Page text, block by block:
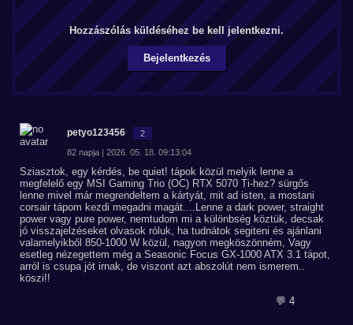
Hozzászólás küldéséhez be kell jelentkezni.
Bejelentkezés
petyo123456 2
82 napja | 2026. 05. 18. 09:13:04
Sziasztok, egy kérdés, be quiet! tápok közül melyik lenne a
megfelelő egy MSI Gaming Trio (OC) RTX 5070 Ti-hez? sürgős
lenne mivel már megrendeltem a kártyát, mit ad isten, a mostani
corsair tápom kezdi megadni magát....Lenne a dark power, straight
power vagy pure power, nemtudom mi a különbség köztük, decsak
jó visszajelzéseket olvasok róluk, ha tudnátok segiteni és ajánlani
valamelyikből 850-1000 W közül, nagyon megköszönném, Vagy
esetleg nézegettem még a Seasonic Focus GX-1000 ATX 3.1 tápot,
arról is csupa jót irnak, de viszont azt abszolút nem ismerem..
köszi!!
💬 4